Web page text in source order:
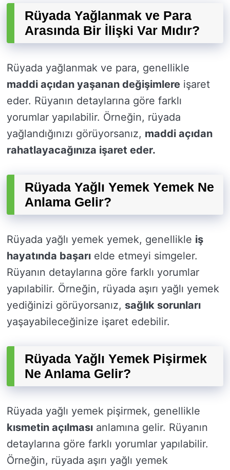
Rüyada Yağlanmak ve Para
Arasında Bir İlişki Var Mıdır?
Rüyada yağlanmak ve para, genellikle
maddi açıdan yaşanan değişimlere işaret
eder. Rüyanın detaylarına göre farklı
yorumlar yapılabilir. Örneğin, rüyada
yağlandığınızı görüyorsanız, maddi açıdan
rahatlayacağınıza işaret eder.
Rüyada Yağlı Yemek Yemek Ne
Anlama Gelir?
Rüyada yağlı yemek yemek, genellikle iş
hayatında başarı elde etmeyi simgeler.
Rüyanın detaylarına göre farklı yorumlar
yapılabilir. Örneğin, rüyada aşırı yağlı yemek
yediğinizi görüyorsanız, sağlık sorunları
yaşayabileceğinize işaret edebilir.
Rüyada Yağlı Yemek Pişirmek
Ne Anlama Gelir?
Rüyada yağlı yemek pişirmek, genellikle
kısmetin açılması anlamına gelir. Rüyanın
detaylarına göre farklı yorumlar yapılabilir.
Örneğin, rüyada aşırı yağlı yemek